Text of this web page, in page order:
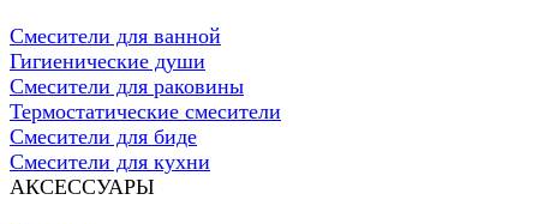
Смесители для ванной
Гигиенические души
Смесители для раковины
Термостатические смесители
Смесители для биде
Смесители для кухни
АКСЕССУАРЫ